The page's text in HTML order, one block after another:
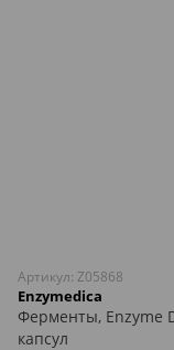
Артикул: Z05868
Enzymedica
Ферменты, Enzyme
капсул